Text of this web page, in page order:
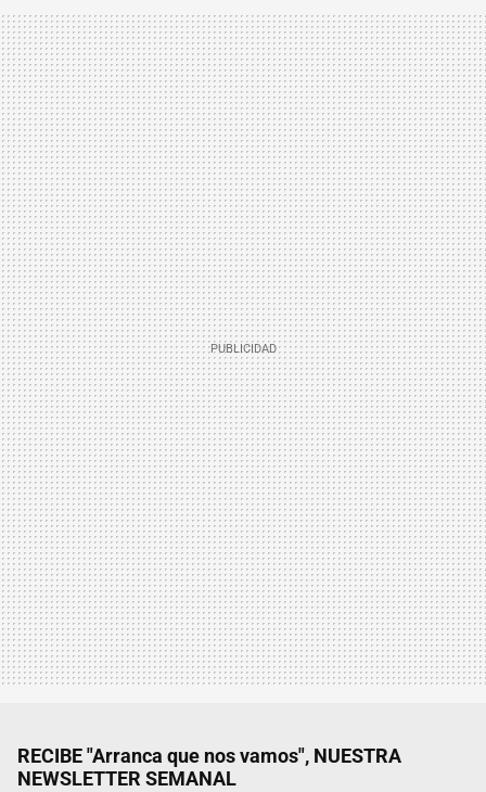
RECIBE "Arranca que nos vamos", NUESTRA
NEWSLETTER SEMANAL